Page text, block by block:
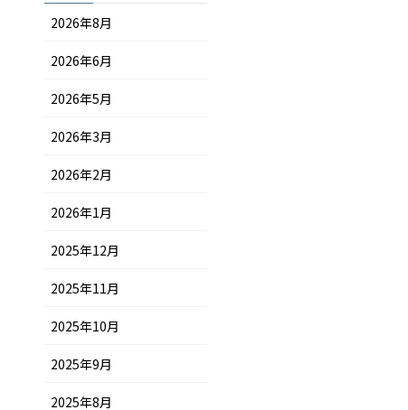
2026年8月
2026年6月
2026年5月
2026年3月
2026年2月
2026年1月
2025年12月
2025年11月
2025年10月
2025年9月
2025年8月